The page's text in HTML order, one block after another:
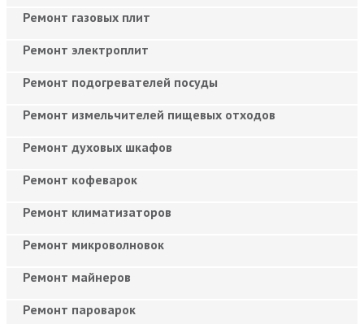
Ремонт газовых плит
Ремонт электроплит
Ремонт подогревателей посуды
Ремонт измельчителей пищевых отходов
Ремонт духовых шкафов
Ремонт кофеварок
Ремонт климатизаторов
Ремонт микроволновок
Ремонт майнеров
Ремонт пароварок